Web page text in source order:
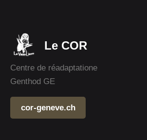
Le COR
Centre de réadaptatione
Genthod GE
cor-geneve.ch